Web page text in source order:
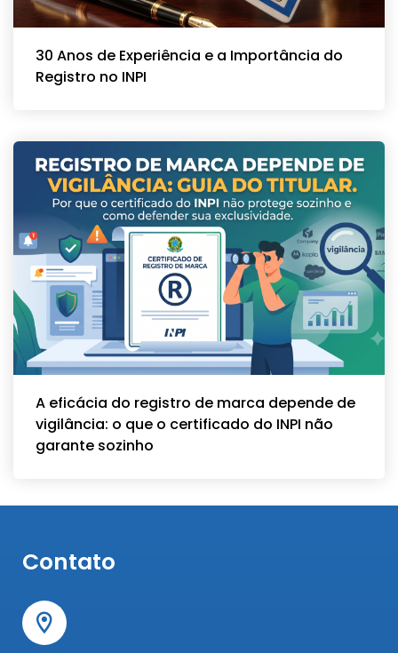
30 Anos de Experiência e a Importância do
Registro no INPI
A eficácia do registro de marca depende de
vigilância: o que o certificado do INPI não
garante sozinho
Contato